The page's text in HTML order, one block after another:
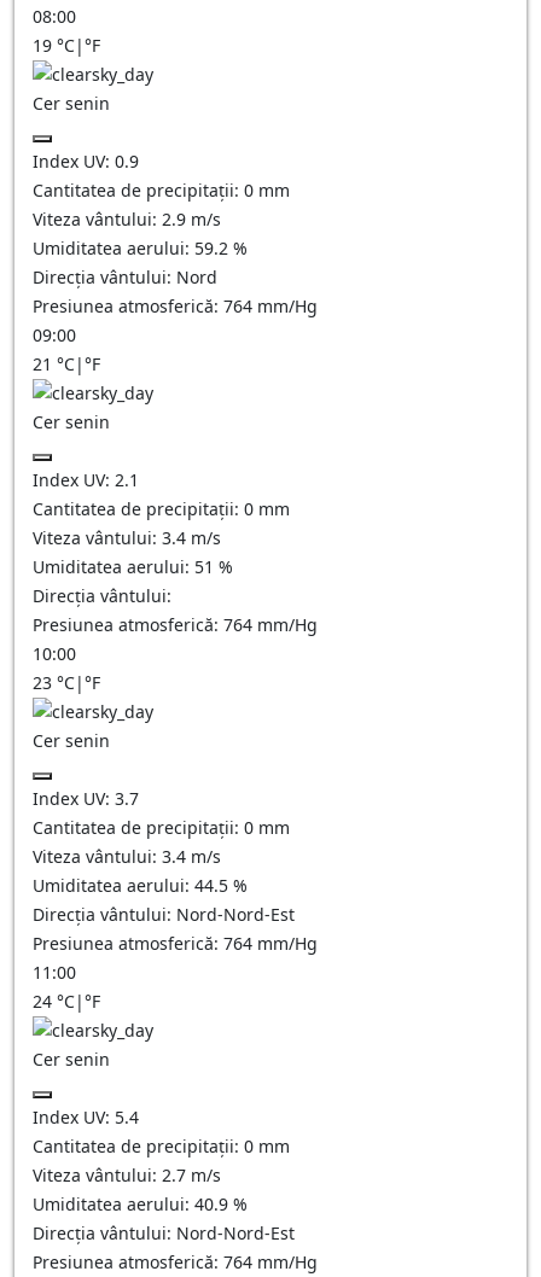
08:00
19 °C|°F
Cer senin
Index UV: 0.9
Cantitatea de precipitații: 0 mm
Viteza vântului: 2.9 m/s
Umiditatea aerului: 59.2 %
Direcția vântului: Nord
Presiunea atmosferică: 764 mm/Hg
09:00
21 °C|°F
Cer senin
Index UV: 2.1
Cantitatea de precipitații: 0 mm
Viteza vântului: 3.4 m/s
Umiditatea aerului: 51 %
Direcția vântului:
Presiunea atmosferică: 764 mm/Hg
10:00
23 °C|°F
Cer senin
Index UV: 3.7
Cantitatea de precipitații: 0 mm
Viteza vântului: 3.4 m/s
Umiditatea aerului: 44.5 %
Direcția vântului: Nord-Nord-Est
Presiunea atmosferică: 764 mm/Hg
11:00
24 °C|°F
Cer senin
Index UV: 5.4
Cantitatea de precipitații: 0 mm
Viteza vântului: 2.7 m/s
Umiditatea aerului: 40.9 %
Direcția vântului: Nord-Nord-Est
Presiunea atmosferică: 764 mm/Hg